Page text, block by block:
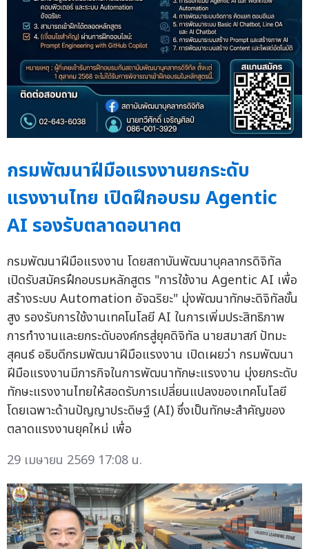
กรมพัฒนาฝีมือแรงงานยกระดับ
แรงงานไทย เปิดฝึกอบรม Agentic
AI รองรับตลาดอนาคต
กรมพัฒนาฝีมือแรงงาน โดยสถาบันพัฒนาบุคลากรดิจิทัล
เปิดรับสมัครฝึกอบรมหลักสูตร "การใช้งาน Agentic AI เพื่อ
สร้างระบบ Automation อัจฉริยะ" มุ่งพัฒนาทักษะดิจิทัลขั้น
สูง รองรับการใช้งานเทคโนโลยี AI ในการเพิ่มประสิทธิภาพ
การทำงานและยกระดับองค์กรสู่ยุคดิจิทัล นายสมาสภ์ ปัทมะ
สุคนธ์ อธิบดีกรมพัฒนาฝีมือแรงงาน เปิดเผยว่า กรมพัฒนา
ฝีมือแรงงานมีภารกิจในการพัฒนาทักษะแรงงาน มุ่งยกระดับ
ทักษะแรงงานไทยให้สอดรับการเปลี่ยนแปลงของเทคโนโลยี
โดยเฉพาะด้านปัญญาประดิษฐ์ (AI) ซึ่งเป็นทักษะสำคัญของ
ตลาดแรงงานยุคใหม่ เพื่อ
29 เมษายน 2569 17:08 น.